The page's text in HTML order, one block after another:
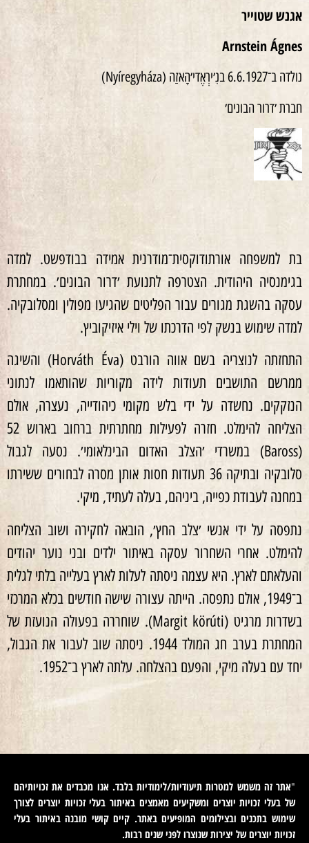
אגנששטוייר
Arnstein Ágnes
נולדה ב־6.6.1927 בנִ׳ירְאֶדי׳הָאזַה (Nyíregyháza)
חברת ׳דרור הבונים׳
בת למשפחה אורתודוקסית־מודרנית אמידה בבודפשט. למדה
בגימנסיה היהודית. הצטרפה לתנועת ׳דרור הבונים׳. במחתרת
עסקה בהשגת מגורים עבור הפליטים שהגיעו מפולין ומסלובקיה.
למדה שימוש בנשק לפי הדרכתו של וילי איזיקוביץ.
התחזתה לנוצריה בשם אווה הורבט (Horváth Éva) והשיגה
ממרשם התושבים תעודות לידה מקוריות שהותאמו לנתוני
הנזקקים. נחשדה על ידי בלש מקומי כיהודייה, נעצרה, אולם
הצליחה להימלט. חזרה לפעילות מחתרתית ברחוב בארוש 52
(Baross) במשרדי ׳הצלב האדום הבינלאומי׳. נסעה לגבול
סלובקיה ובתיקה 36 תעודות חסות אותן מסרה לבחורים ששירתו
במחנה לעבודת כפייה, ביניהם, בעלה לעתיד, מיקי.
נתפסה על ידי אנשי ׳צלב החץ׳, הובאה לחקירה ושוב הצליחה
להימלט. אחרי השחרור עסקה באיתור ילדים ובני נוער יהודים
והעלאתם לארץ. היא עצמה ניסתה לעלות לארץ בעלייה בלתי לגלית
ב־1949, אולם נתפסה. הייתה עצורה שישה חודשים בכלא המרכזי
בשדרות מרגיט (Margit körúti). שוחררה בפעולה הנועזת של
המחתרת בערב חג המולד 1944. ניסתה שוב לעבור את הגבול,
יחד עם בעלה מיקי, והפעם בהצלחה. עלתה לארץ ב־1952.
"אתר זה משמש למטרות תיעודיות/לימודיות בלבד. אנו מכבדים את זכויותיהם
של בעלי זכויות יוצרים ומשקיעים מאמצים באיתור בעלי זכויות יוצרים לצורך
שימוש בתכנים ובצילומים המופיעים באתר. קיים קושי מובנה באיתור בעלי
זכויות יוצרים של יצירות שנוצרו לפני שנים רבות.